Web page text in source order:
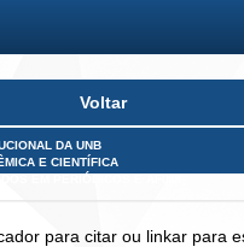
Voltar
DA UNB
E CIENTÍFICA
para citar ou linkar para